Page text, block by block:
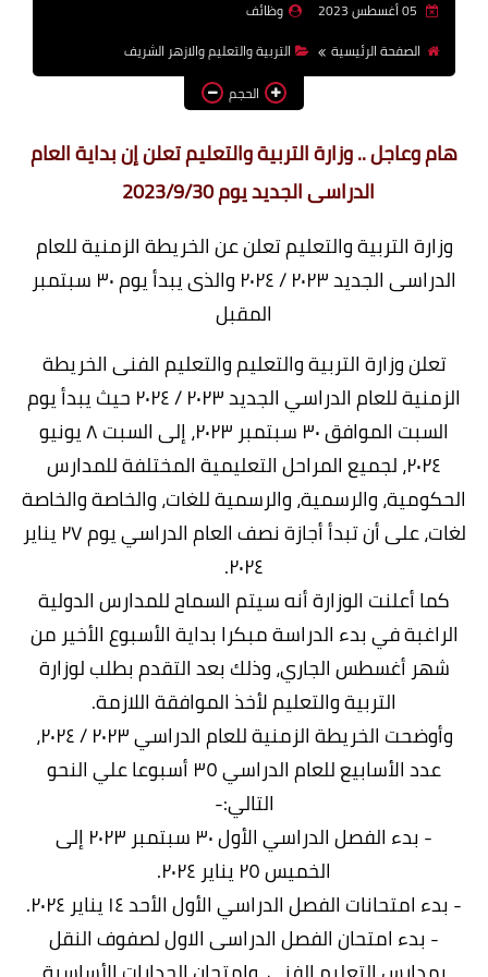
بالجامعات والمعاهد
اخبار
وظائف
الصفحة الرئيسية
التربية والتعليم والازهر الشريف
الحجم
هام وعاجل .. وزارة التربية والتعليم تعلن إن بداية العام
الدراسى الجديد يوم 2023/9/30
وزارة التربية والتعليم تعلن عن الخريطة الزمنية للعام
الدراسى الجديد ٢٠٢٣ / ٢٠٢٤ والذى يبدأ يوم ٣٠ سبتمبر
المقبل
تعلن وزارة التربية والتعليم والتعليم الفنى الخريطة
الزمنية للعام الدراسي الجديد ٢٠٢٣ / ٢٠٢٤ حيث يبدأ يوم
السبت الموافق ٣٠ سبتمبر ٢٠٢٣، إلى السبت ٨ يونيو
٢٠٢٤، لجميع المراحل التعليمية المختلفة للمدارس
الحكومية، والرسمية، والرسمية للغات، والخاصة والخاصة
لغات، على أن تبدأ أجازة نصف العام الدراسي يوم ٢٧ يناير
٢٠٢٤.
كما أعلنت الوزارة أنه سيتم السماح للمدارس الدولية
الراغبة في بدء الدراسة مبكرا بداية الأسبوع الأخير من
شهر أغسطس الجاري، وذلك بعد التقدم بطلب لوزارة
التربية والتعليم لأخذ الموافقة اللازمة.
وأوضحت الخريطة الزمنية للعام الدراسي ٢٠٢٣ / ٢٠٢٤،
عدد الأسابيع للعام الدراسي ٣٥ أسبوعا علي النحو
التالي:-
- بدء الفصل الدراسي الأول ٣٠ سبتمبر ٢٠٢٣ إلى
الخميس ٢٥ يناير ٢٠٢٤.
- بدء امتحانات الفصل الدراسي الأول الأحد ١٤ يناير ٢٠٢٤.
- بدء امتحان الفصل الدراسى الاول لصفوف النقل